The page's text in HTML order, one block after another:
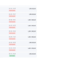
of USD 1,200 to
retention. This is a de
not invest here!